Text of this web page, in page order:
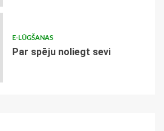
E-LŪGŠANAS
Par spēju noliegt sevi